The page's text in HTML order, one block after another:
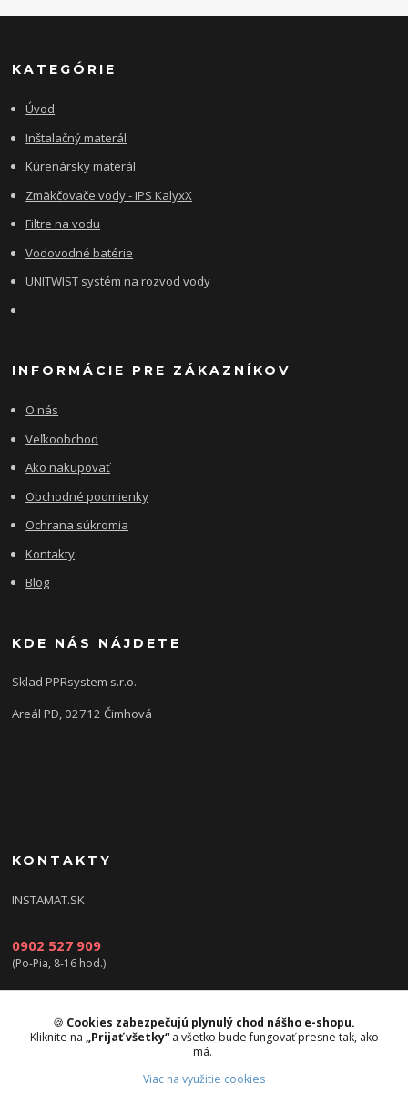
KATEGÓRIE
Úvod
Inštalačný materál
Kúrenársky materál
Zmäkčovače vody - IPS KalyxX
Filtre na vodu
Vodovodné batérie
UNITWIST systém na rozvod vody
INFORMÁCIE PRE ZÁKAZNÍKOV
O nás
Veľkoobchod
Ako nakupovať
Obchodné podmienky
Ochrana súkromia
Kontakty
Blog
KDE NÁS NÁJDETE
Sklad PPRsystem s.r.o.
Areál PD, 02712 Čimhová
KONTAKTY
INSTAMAT.SK
0902 527 909
(Po-Pia, 8-16 hod.)
info@instamat.sk
🍪 Cookies zabezpečujú plynulý chod nášho e-shopu.
Kliknite na „Prijať všetky“a všetko bude fungovať presne tak, ako
má.
Viac na využitie cookies